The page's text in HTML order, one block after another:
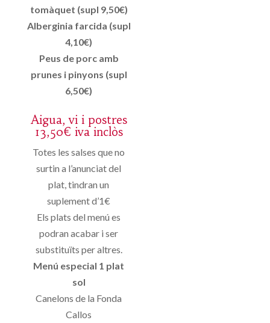
tomàquet (supl 9,50€)
Alberginia farcida (supl
4,10€)
Peus de porc amb
prunes i pinyons (supl
6,50€)
Aigua, vi i postres
13,50€ iva inclòs
Totes les salses que no
surtin a l’anunciat del
plat, tindran un
suplement d’1€
Els plats del menú es
podran acabar i ser
substituïts per altres.
Menú especial 1 plat
sol
Canelons de la Fonda
Callos